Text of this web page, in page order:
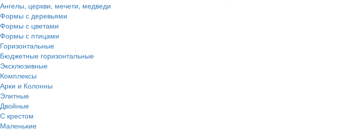
Ангелы, церкви, мечети, медведи
Формы с деревьями
Формы с цветами
Формы с птицами
Горизонтальные
Бюджетные горизонтальные
Эксклюзивные
Комплексы
Арки и Колонны
Элитные
Двойные
С крестом
Маленькие